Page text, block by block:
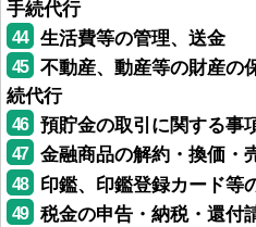
手続代行
44 生活費等の管理、送金
45
不動産、動産等の財産の
続代行
46 預貯金の取引に関する事
47 金融商品の解約・換価・
48 印鑑、印鑑登録カード等
49
税金の申告・納税・還付